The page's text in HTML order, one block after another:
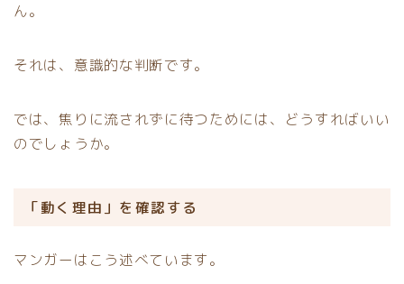
ん。
それは、意識的な判断です。
では、焦りに流されずに待つためには、どうすればいい
のでしょうか。
「動く理由」を確認する
マンガーはこう述べています。